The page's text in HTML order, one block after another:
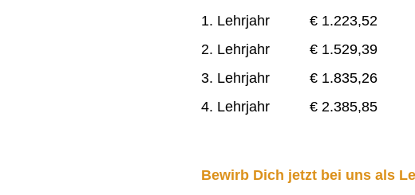
1. Lehrjahr € 1.223,52
2. Lehrjahr € 1.529,39
3. Lehrjahr € 1.835,26
4. Lehrjahr € 2.385,85
Bewirb Dich jetzt bei uns als